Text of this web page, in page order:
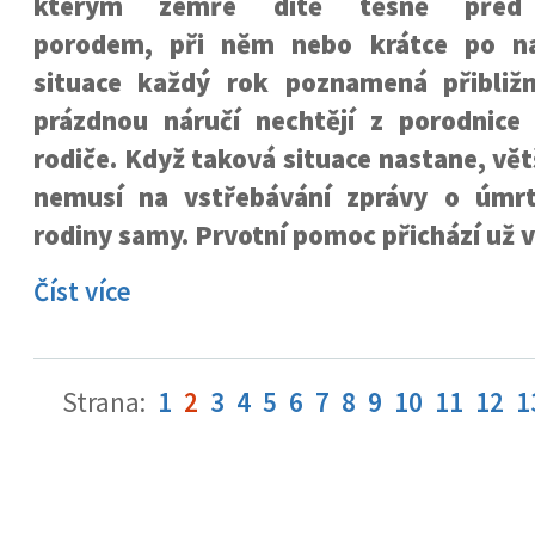
porodem, při něm nebo krátce po
situace každý rok poznamená
prázdnou náručí nechtějí z porodnice
rodiče. Když taková situace nastane,
nemusí na vstřebávání zprávy o
rodiny samy. Prvotní pomoc přichází už
Číst více
Strana: 1 2 3 4 5 6 7 8 9 10 11 12